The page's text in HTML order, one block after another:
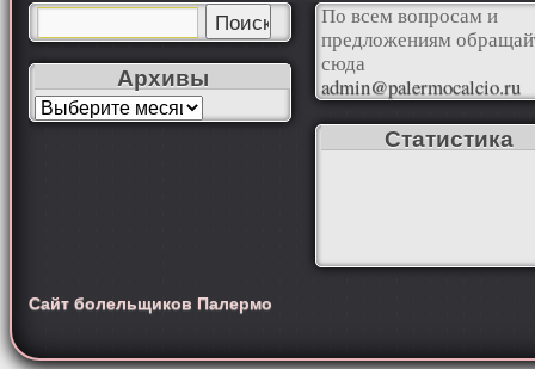
Архивы
По всем вопросам и
предложениям
сюда
admin@palermocalcio.ru
Статистика
Сайт болельщиков Палермо